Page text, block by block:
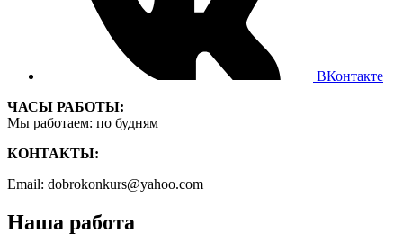
ВКонтакте
ЧАСЫ РАБОТЫ:
Мы работаем: по будням
КОНТАКТЫ:
Email: dobrokonkurs@yahoo.com
Наша работа